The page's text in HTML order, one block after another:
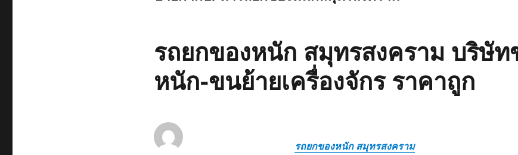
รถยกของหนัก สมุทรสงคราม บริษั
หนัก-ขนย้ายเครื่องจักร ราคาถูก
รถยกของหนัก สมุทรสงคราม